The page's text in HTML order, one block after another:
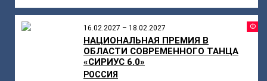
16.02.2027 – 18.02.2027
НАЦИОНАЛЬНАЯ ПРЕМИЯ В
ОБЛАСТИ СОВРЕМЕННОГО ТАНЦА
«СИРИУС 6.0»
РОССИЯ